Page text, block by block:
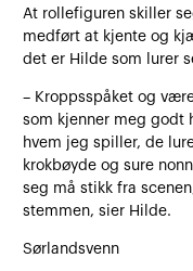
At rollefiguren skiller
medført at kjente og
det er Hilde som lurer
– Kroppsspåket og
som kjenner meg godt
hvem jeg spiller, de
krokbøyde og sure
seg må stikk fra
stemmen, sier Hilde.
Sørlandsvenn